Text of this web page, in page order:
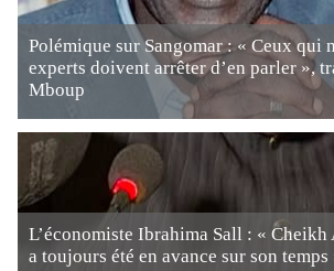
Polémique sur Sangomar : « Ceux qui
experts doivent arrêter d’en parler »,
Mboup
L’économiste Ibrahima Sall : « Cheikh
a toujours été en avance sur son temps